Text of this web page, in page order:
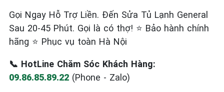
Gọi Ngay Hỗ Trợ Liền. Đến Sửa Tủ Lạnh General
Sau 20-45 Phút. Gọi là có thợ! ⭐ Bảo hành chính
hãng ⭐ Phục vụ toàn Hà Nội
📞 HotLine Chăm Sóc Khách Hàng:
09.86.85.89.22 (Phone - Zalo)